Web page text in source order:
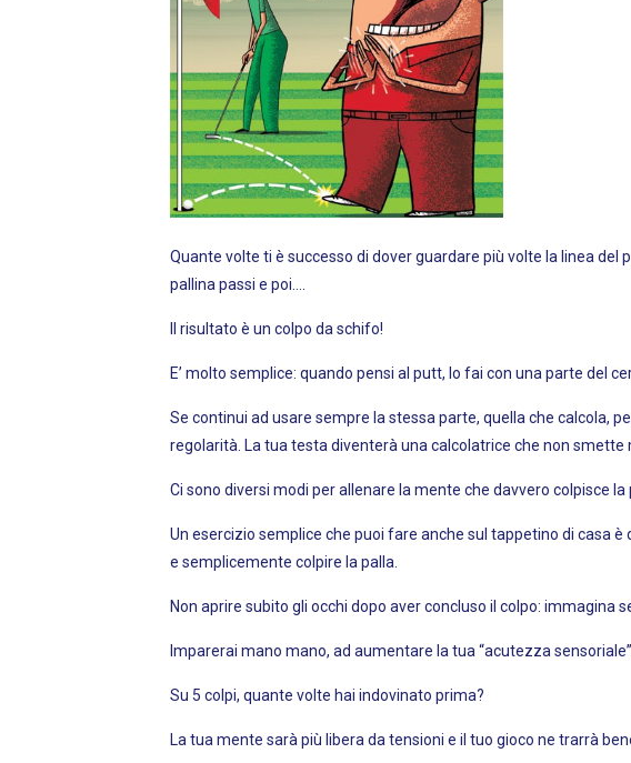
Quante volte ti è successo di dover guardare più volte la linea
pallina passi e poi….
Il risultato è un colpo da schifo!
E’ molto semplice: quando pensi al putt, lo fai con una parte del
Se continui ad usare sempre la stessa parte, quella che calcola,
regolarità. La tua testa diventerà una calcolatrice che non
Ci sono diversi modi per allenare la mente che davvero colpisce la
Un esercizio semplice che puoi fare anche sul tappetino di casa
e semplicemente colpire la palla.
Non aprire subito gli occhi dopo aver concluso il colpo: immagina
Imparerai mano mano, ad aumentare la tua “acutezza
Su 5 colpi, quante volte hai indovinato prima?
La tua mente sarà più libera da tensioni e il tuo gioco ne trarrà